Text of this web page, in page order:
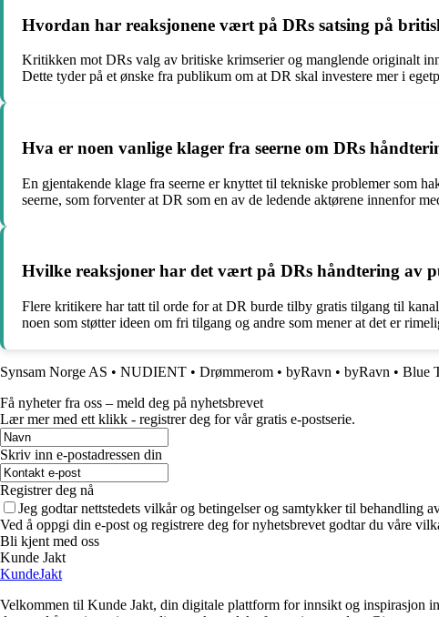
Hvordan har reaksjonene vært på DRs satsing på
Kritikken mot DRs valg av britiske krimserier og manglende originalt
Dette tyder på et ønske fra publikum om at DR skal investere mer i
Hva er noen vanlige klager fra seerne om DRs
En gjentakende klage fra seerne er knyttet til tekniske problemer som
seerne, som forventer at DR som en av de ledende aktørene innenfor
Hvilke reaksjoner har det vært på DRs håndtering av
Flere kritikere har tatt til orde for at DR burde tilby gratis tilgang til
noen som støtter ideen om fri tilgang og andre som mener at det er
Synsam Norge AS • NUDIENT • Drømmerom • byRavn • byRavn • Blue
Få nyheter fra oss – meld deg på nyhetsbrevet
Lær mer med ett klikk - registrer deg for vår gratis e-postserie.
Skriv inn e-postadressen din
Registrer deg nå
Jeg godtar nettstedets vilkår og betingelser og samtykker til behandling
Ved å oppgi din e-post og registrere deg for nyhetsbrevet godtar du våre
Bli kjent med oss
Kunde Jakt
KundeJakt
Velkommen til Kunde Jakt, din digitale plattform for innsikt og inspirasjon